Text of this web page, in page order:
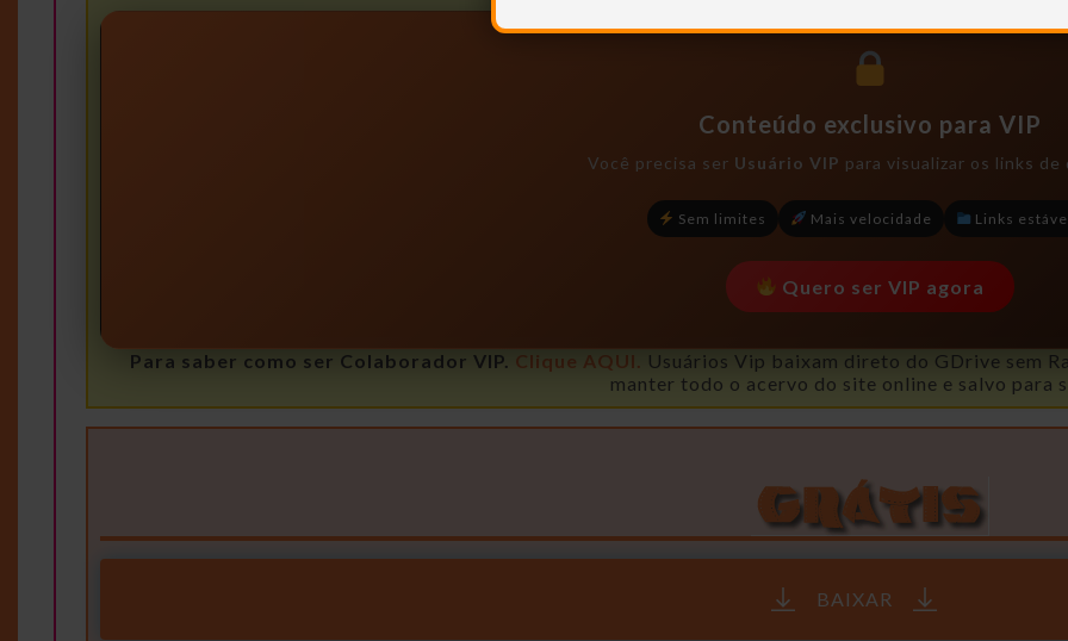
Conteúdo exclusivo para VIP
Você precisa ser Usuário VIP para visualizar os links de
Sem limites Mais velocidade Links
Quero ser VIP agora
Para saber como ser Colaborador VIP. Clique AQUI.
Usuários Vip baixam direto do GDrive sem
manter todo o acervo do site online e salvo para
BAIXAR